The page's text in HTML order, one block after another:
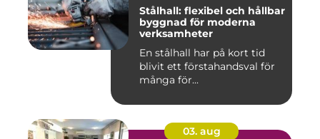
Stålhall: flexibel och hållbar
byggnad för moderna
verksamheter
En stålhall har på kort tid
blivit ett förstahandsval för
många för...
03. aug